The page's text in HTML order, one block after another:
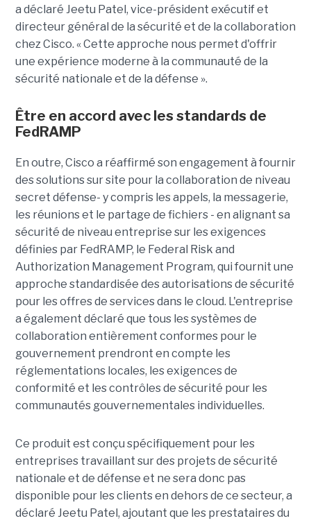
a déclaré Jeetu Patel, vice-président exécutif et
directeur général de la sécurité et de la collaboration
chez Cisco. « Cette approche nous permet d'offrir
une expérience moderne à la communauté de la
sécurité nationale et de la défense ».
Être en accord avec les standards de
FedRAMP
En outre, Cisco a réaffirmé son engagement à fournir
des solutions sur site pour la collaboration de niveau
secret défense- y compris les appels, la messagerie,
les réunions et le partage de fichiers - en alignant sa
sécurité de niveau entreprise sur les exigences
définies par FedRAMP, le Federal Risk and
Authorization Management Program, qui fournit une
approche standardisée des autorisations de sécurité
pour les offres de services dans le cloud. L'entreprise
a également déclaré que tous les systèmes de
collaboration entièrement conformes pour le
gouvernement prendront en compte les
réglementations locales, les exigences de
conformité et les contrôles de sécurité pour les
communautés gouvernementales individuelles.
Ce produit est conçu spécifiquement pour les
entreprises travaillant sur des projets de sécurité
nationale et de défense et ne sera donc pas
disponible pour les clients en dehors de ce secteur, a
déclaré Jeetu Patel, ajoutant que les prestataires du